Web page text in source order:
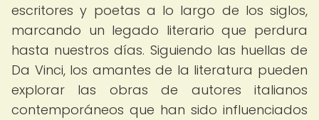
escritores y poetas a lo largo de los siglos,
marcando un legado literario que perdura
hasta nuestros días. Siguiendo las huellas de
Da Vinci, los amantes de la literatura pueden
explorar las obras de autores italianos
contemporáneos que han sido influenciados